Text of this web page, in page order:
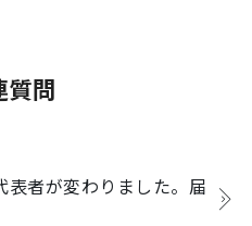
質問
者が変わりました。届